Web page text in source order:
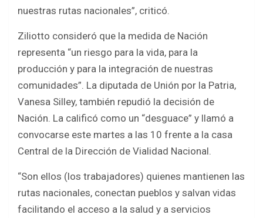
nuestras rutas nacionales”, criticó.
Ziliotto consideró que la medida de Nación
representa “un riesgo para la vida, para la
producción y para la integración de nuestras
comunidades”. La diputada de Unión por la Patria,
Vanesa Silley, también repudió la decisión de
Nación. La calificó como un “desguace” y llamó a
convocarse este martes a las 10 frente a la casa
Central de la Dirección de Vialidad Nacional.
“Son ellos (los trabajadores) quienes mantienen las
rutas nacionales, conectan pueblos y salvan vidas
facilitando el acceso a la salud y a servicios